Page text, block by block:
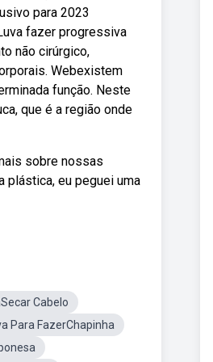
para 2023
fazer progressiva
não cirúrgico,
Webexistem
função. Neste
que é a região onde
sobre nossas
plástica, eu peguei uma
Cabelo
Para FazerChapinha